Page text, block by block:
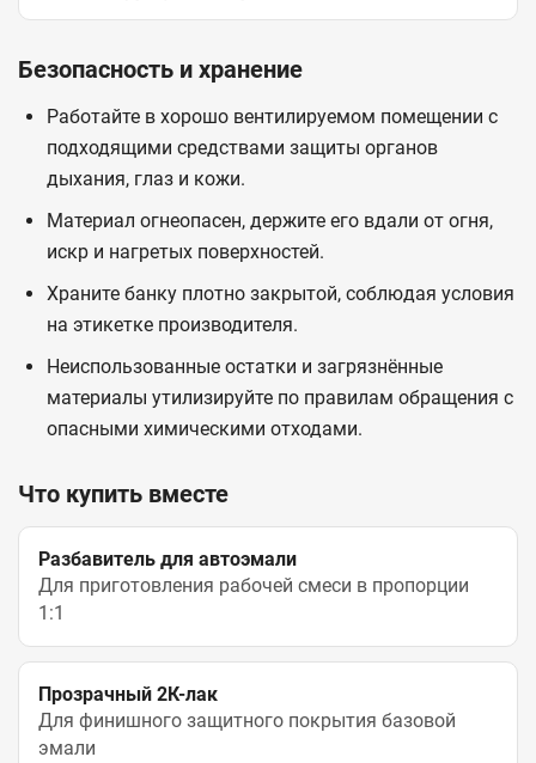
Безопасность и хранение
Работайте в хорошо вентилируемом помещении с
подходящими средствами защиты органов
дыхания, глаз и кожи.
Материал огнеопасен, держите его вдали от огня,
искр и нагретых поверхностей.
Храните банку плотно закрытой, соблюдая условия
на этикетке производителя.
Неиспользованные остатки и загрязнённые
материалы утилизируйте по правилам обращения с
опасными химическими отходами.
Что купить вместе
Разбавитель для автоэмали
Для приготовления рабочей смеси в пропорции
1:1
Прозрачный 2К-лак
Для финишного защитного покрытия базовой
эмали